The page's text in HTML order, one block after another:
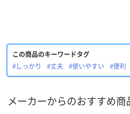
この商品のキーワードタグ
#しっかり
#丈夫 #使いやすい #便利
メーカーからのおすすめ商